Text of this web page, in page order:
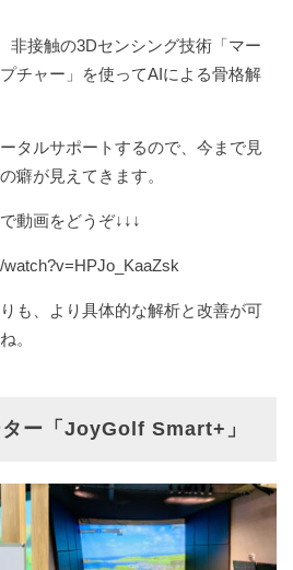
⾮接触の3Dセンシング技術「マー
チャー」を使ってAIによる⾻格解
タルサポートするので、今まで見
癖が見えてきます。
動画をどうぞ↓↓↓
も、より具体的な解析と改善が可
。
ー「JoyGolf Smart+」